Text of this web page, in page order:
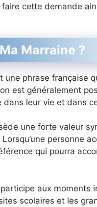
cette demande
Marraine ?
une phrase française
est généralement
leur vie et dans
une forte valeur
personne
qui pourra
aux moments
scolaires et les